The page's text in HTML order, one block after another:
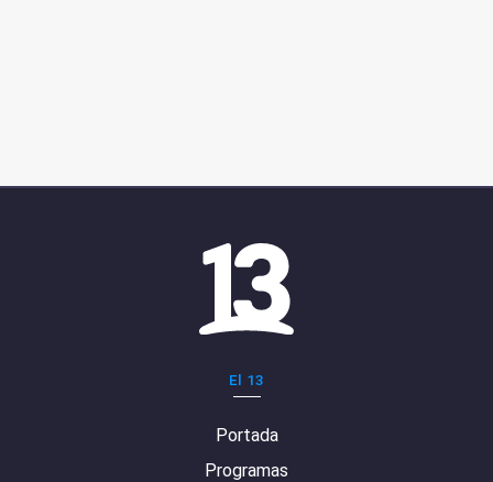
El 13
Portada
Programas